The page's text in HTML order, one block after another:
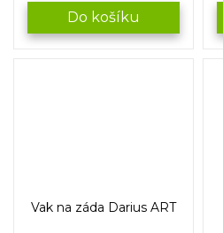
Do košíku
Vak na záda Darius ART